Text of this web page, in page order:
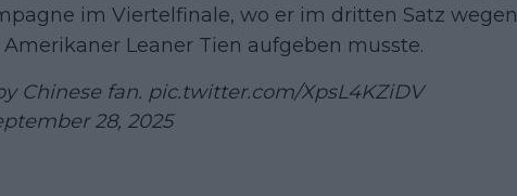
im Viertelfinale, wo er im dritten Satz wegen
Leaner Tien aufgeben musste.
Chinese fan. pic.twitter.com/XpsL4KZiDV
28, 2025